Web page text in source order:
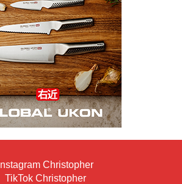
Instagram Christopher
TikTok Christopher